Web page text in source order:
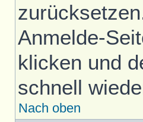
Anmelde-
klicken und
schnell
Nach oben